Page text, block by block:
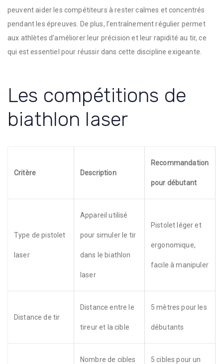
peuvent aider les compétiteurs à rester calmes et concentrés
pendant les épreuves. De plus, l’entraînement régulier permet
aux athlètes d’améliorer leur précision et leur rapidité au tir, ce
qui est essentiel pour réussir dans cette discipline exigeante.
Les compétitions de
biathlon laser
Critère Description
Recommandation
pour débutant
Type de pistolet
laser
Appareil utilisé
pour simuler le tir
dans le biathlon
laser
Pistolet léger et
ergonomique,
facile à manipuler
Distance de tir
Distance entre le
tireur et la cible
5 mètres pour les
débutants
Nombre de cibles 5 cibles pour un